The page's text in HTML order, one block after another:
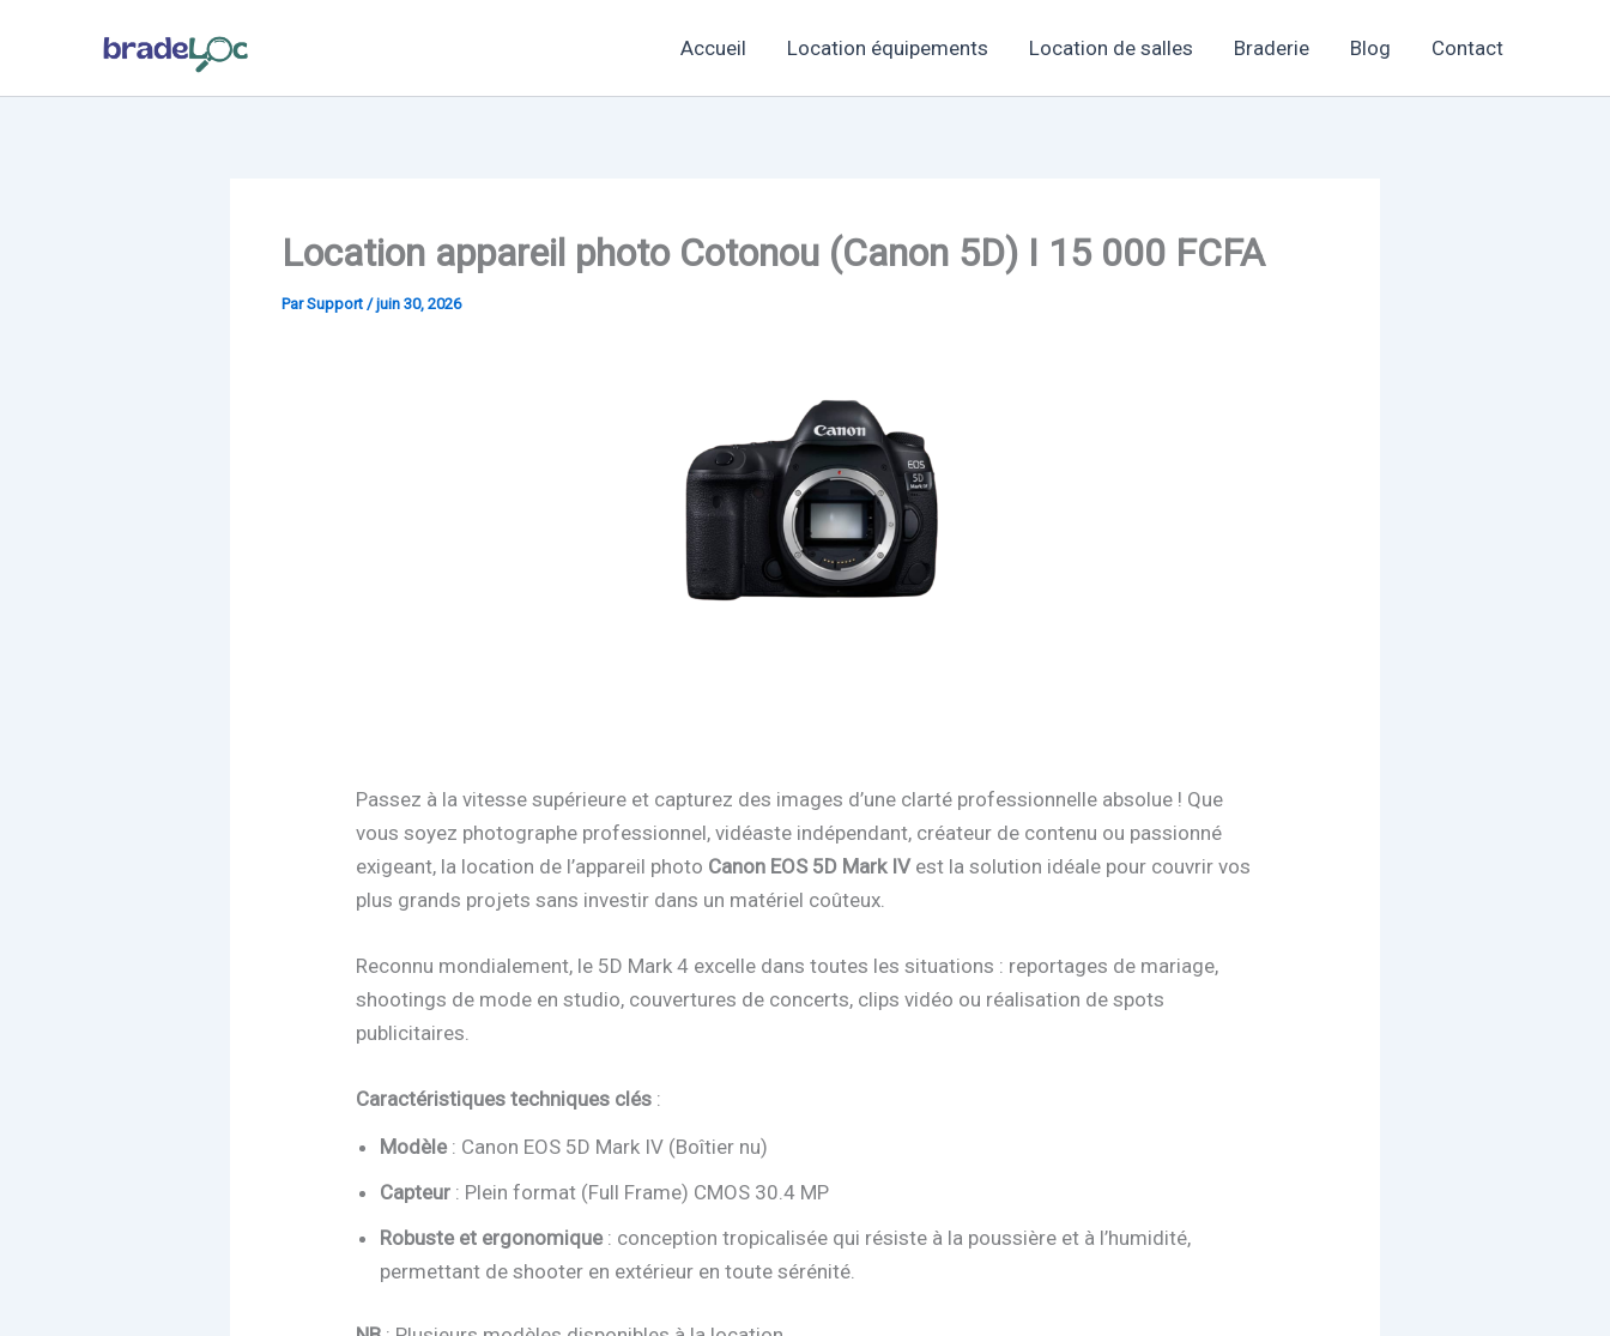
Accueil Location équipements Location de salles Braderie Blog Contact
Location appareil photo Cotonou (Canon 5D) I 15 000 FCFA
ParSupport /juin 30, 2026
Passez à la vitesse supérieure et capturez des images d’une clarté professionnelle absolue ! Que
vous soyez photographe professionnel, vidéaste indépendant, créateur de contenu ou passionné
exigeant, la location de l’appareil photo Canon EOS 5D Mark IVest la solution idéale pour couvrir vos
plus grands projets sans investir dans un matériel coûteux.
Reconnu mondialement, le 5D Mark 4 excelle dans toutes les situations : reportages de mariage,
shootings de mode en studio, couvertures de concerts, clips vidéo ou réalisation de spots
publicitaires.
Caractéristiques techniques clés :
Modèle : Canon EOS 5D Mark IV (Boîtier nu)
Capteur : Plein format (Full Frame) CMOS 30.4 MP
Robuste et ergonomique: conception tropicalisée qui résiste à la poussière et à l’humidité,
permettant de shooter en extérieur en toute sérénité.